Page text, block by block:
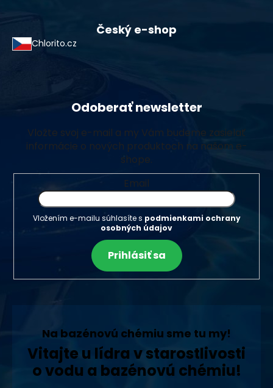
Český e-shop
Chlorito.cz
Odoberať newsletter
Vložte svoj e-mail a my Vám budeme zasielať
informácie o nových produktoch na našom e-
shope.
Email
Vložením e-mailu súhlasíte s podmienkami ochrany
osobných údajov
Prihlásiť sa
Na bazénovú chémiu sme tu my!
Vitajte u lídra v starostlivosti
o vodu a bazénovú chémiu!